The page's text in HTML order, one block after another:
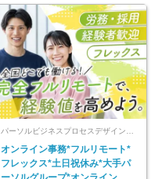
パーソルビジネスプロセスデザイン株式会社 事業開発本部
オンライン事務*フルリモート*
フレックス*土日祝休み*大手パ